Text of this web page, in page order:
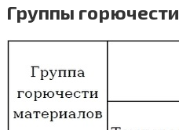
Группы горючести